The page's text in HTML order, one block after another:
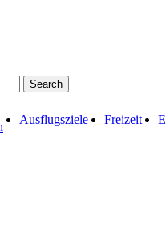
Search
Ausflugsziele Freizeit